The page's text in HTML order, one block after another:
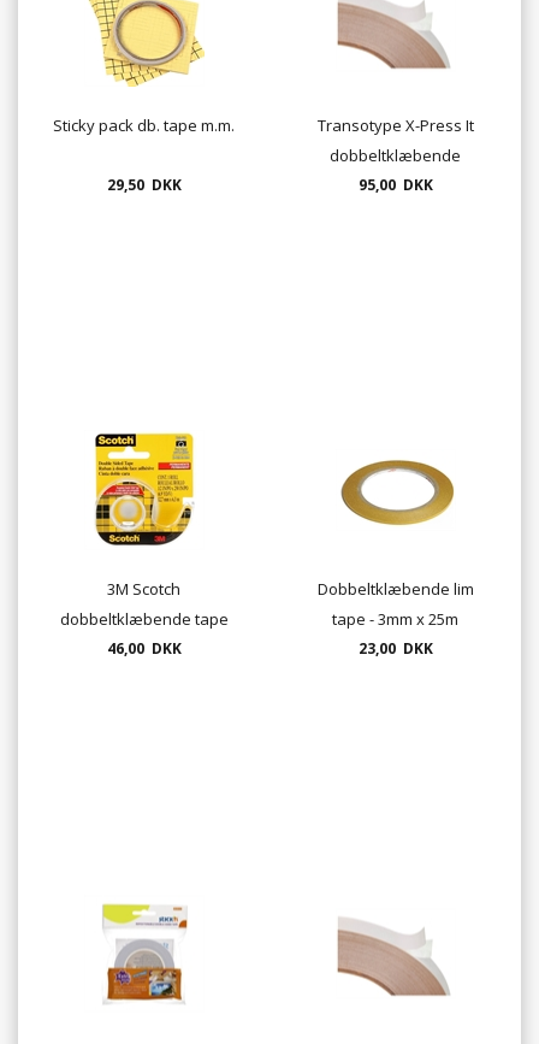
Sticky pack db. tape m.m.
29,50 DKK
Transotype X-Press It
dobbeltklæbende
montagetape 12mm x 50m
95,00 DKK
3M Scotch
dobbeltklæbende tape
136D - 12 mm. x 6,3m.
46,00 DKK
Dobbeltklæbende lim
tape - 3mm x 25m
23,00 DKK